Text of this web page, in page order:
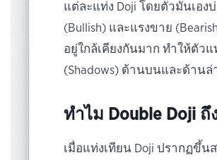
แต่ละแท่ง Doji โดยตัวมันเอง
(Bullish) และแรงขาย
อยู่ใกล้เคียงกันมาก ทำให้ตัว
(Shadows) ด้านบนและด้าน
ทำไม Double Doji
เมื่อแท่งเทียน Doji ปรากฏขึ้